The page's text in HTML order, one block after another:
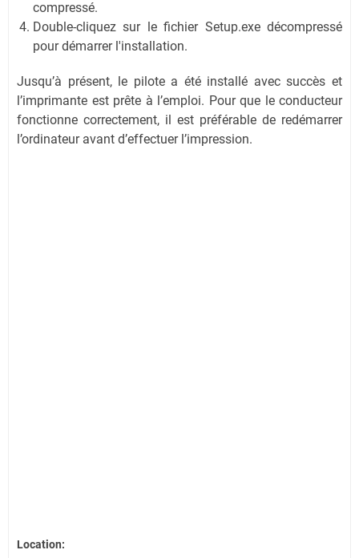
compressé.
Double-cliquez sur le fichier Setup.exe décompressé
pour démarrer l'installation.
Jusqu’à présent, le pilote a été installé avec succès et
l’imprimante est prête à l’emploi. Pour que le conducteur
fonctionne correctement, il est préférable de redémarrer
l’ordinateur avant d’effectuer l’impression.
Location: